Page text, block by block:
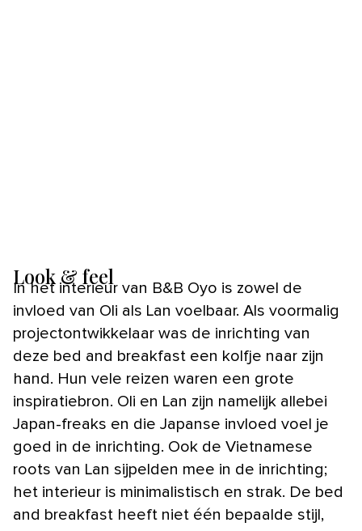
Look & feel
In het interieur van B&B Oyo is zowel de
invloed van Oli als Lan voelbaar. Als voormalig
projectontwikkelaar was de inrichting van
deze bed and breakfast een kolfje naar zijn
hand. Hun vele reizen waren een grote
inspiratiebron. Oli en Lan zijn namelijk allebei
Japan-freaks en die Japanse invloed voel je
goed in de inrichting. Ook de Vietnamese
roots van Lan sijpelden mee in de inrichting;
het interieur is minimalistisch en strak. De bed
and breakfast heeft niet één bepaalde stijl,